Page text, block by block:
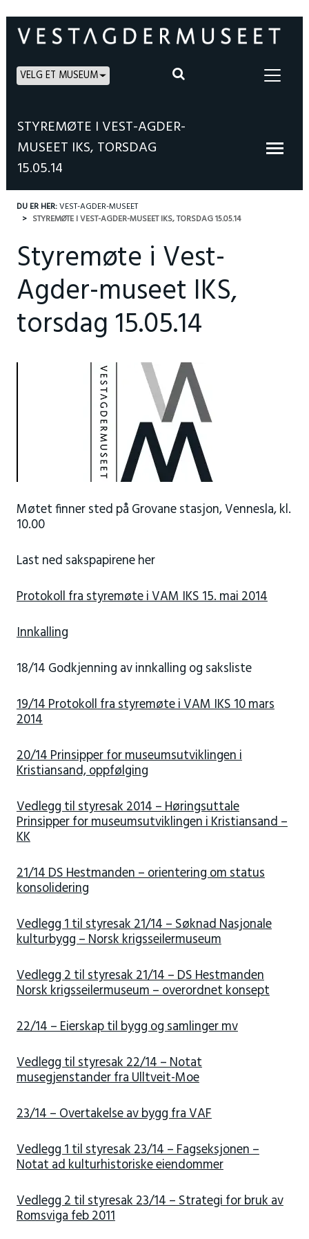
VELG ET MUSEUM
STYREMØTE I VEST-AGDER-
MUSEET IKS, TORSDAG
15.05.14
DU ER HER:VEST-AGDER-MUSEET
STYREMØTE I VEST-AGDER-MUSEET IKS, TORSDAG 15.05.14
Styremøte i Vest-
Agder-museet IKS,
torsdag 15.05.14
Møtet finner sted på Grovane stasjon, Vennesla, kl.
10.00
Last ned sakspapirene her
Protokoll fra styremøte i VAM IKS 15. mai 2014
Innkalling
18/14 Godkjenning av innkalling og saksliste
19/14 Protokoll fra styremøte i VAM IKS 10 mars
2014
20/14 Prinsipper for museumsutviklingen i
Kristiansand, oppfølging
Vedlegg til styresak 2014 – Høringsuttale
Prinsipper for museumsutviklingen i Kristiansand –
KK
21/14 DS Hestmanden – orientering om status
konsolidering
Vedlegg 1 til styresak 21/14 – Søknad Nasjonale
kulturbygg – Norsk krigsseilermuseum
Vedlegg 2 til styresak 21/14 – DS Hestmanden
Norsk krigsseilermuseum – overordnet konsept
22/14 – Eierskap til bygg og samlinger mv
Vedlegg til styresak 22/14 – Notat
musegjenstander fra Ulltveit-Moe
23/14 – Overtakelse av bygg fra VAF
Vedlegg 1 til styresak 23/14 – Fagseksjonen –
Notat ad kulturhistoriske eiendommer
Vedlegg 2 til styresak 23/14 – Strategi for bruk av
Romsviga feb 2011